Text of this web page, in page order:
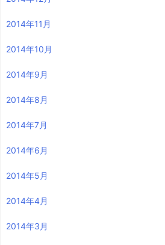
2014年11月
2014年10月
2014年9月
2014年8月
2014年7月
2014年6月
2014年5月
2014年4月
2014年3月